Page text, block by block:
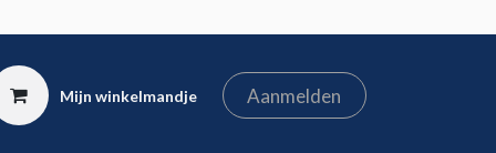
Mijn winkelmandje Aanmelden